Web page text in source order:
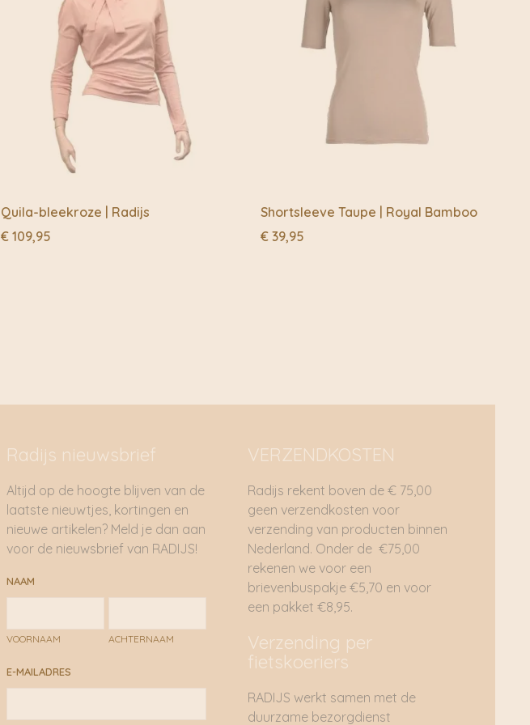
Quila-bleekroze | Radijs
€ 109,95
Shortsleeve Taupe | Royal Bamboo
€ 39,95
Radijs nieuwsbrief
Altijd op de hoogte blijven van de
laatste nieuwtjes, kortingen en
nieuwe artikelen? Meld je dan aan
voor de nieuwsbrief van RADIJS!
NAAM
VOORNAAM ACHTERNAAM
E-MAILADRES
VERZENDKOSTEN
Radijs rekent boven de € 75,00
geen verzendkosten voor
verzending van producten binnen
Nederland. Onder de €75,00
rekenen we voor een
brievenbuspakje €5,70 en voor
een pakket €8,95.
Verzending per
fietskoeriers
RADIJS werkt samen met de
duurzame bezorgdienst